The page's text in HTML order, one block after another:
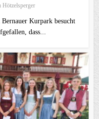
Hötzelsperger
Kurpark besucht
dass...